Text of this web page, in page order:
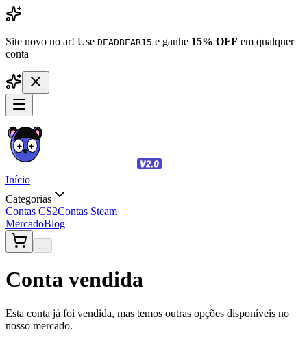
Site novo no ar! Use DEADBEAR15 e ganhe 15% OFF em qualquer
conta
Início
Categorias
Contas CS2Contas Steam
MercadoBlog
...
Conta vendida
Esta conta já foi vendida, mas temos outras opções disponíveis no
nosso mercado.